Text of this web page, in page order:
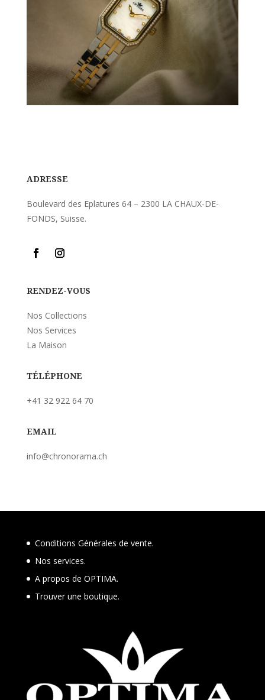
ADRESSE
Boulevard des Eplatures 64 – 2300 LA CHAUX-DE-
FONDS, Suisse.
RENDEZ-VOUS
Nos Collections
Nos Services
La Maison
TÉLÉPHONE
+41 32 922 64 70
EMAIL
info@chronorama.ch
Conditions Générales de vente.
Nos services.
A propos de OPTIMA.
Trouver une boutique.